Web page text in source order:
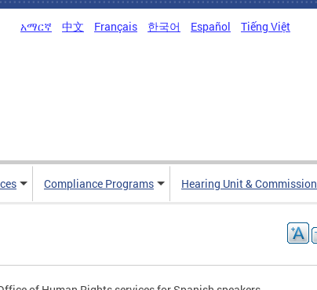
አማርኛ 中文 Français 한국어 Español Tiếng Việt
Compliance Programs Hearing Unit & Commission